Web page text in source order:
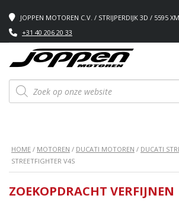
JOPPEN MOTOREN C.V. / STRIJPERDIJK 3D / 5595
+31 40 206 20 33
Producten
zoeken
HOME / MOTOREN / DUCATI MOTOREN / DUCATI
STREETFIGHTER V4S
ZOEKOPDRACHT VERFIJNEN